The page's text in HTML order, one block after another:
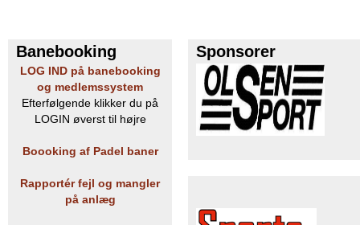
Banebooking
LOG IND på banebooking
og medlemssystem
Efterfølgende klikker du på
LOGIN øverst til højre
Boooking af Padel baner
Rapportér fejl og mangler
på anlæg
Sponsorer